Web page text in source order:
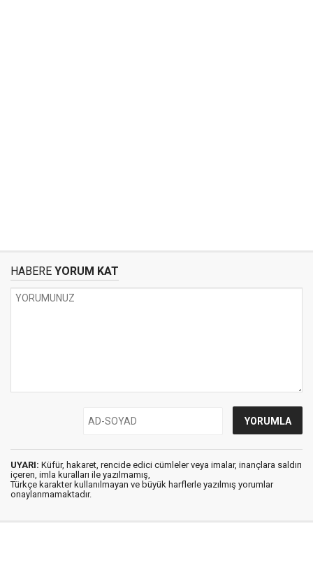
HABERE YORUM KAT
UYARI: Küfür, hakaret, rencide edici cümleler veya imalar, inançlara saldırı
içeren, imla kuralları ile yazılmamış,
Türkçe karakter kullanılmayan ve büyük harflerle yazılmış yorumlar
onaylanmamaktadır.